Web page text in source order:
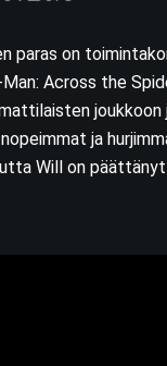
paras on
Across the
ja
Will on